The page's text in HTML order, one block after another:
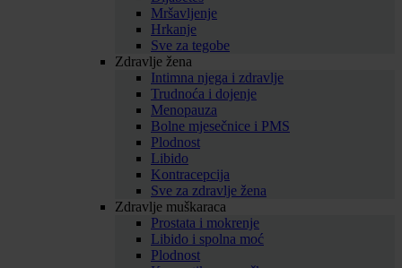
Mršavljenje
Hrkanje
Sve za tegobe
Zdravlje žena
Intimna njega i zdravlje
Trudnoća i dojenje
Menopauza
Bolne mjesečnice i PMS
Plodnost
Libido
Kontracepcija
Sve za zdravlje žena
Zdravlje muškaraca
Prostata i mokrenje
Libido i spolna moć
Plodnost